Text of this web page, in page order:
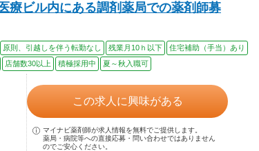
ビル内にある調剤薬局での薬剤師募
原則、引越しを伴う転勤なし 残業月10ｈ以下
住宅補助（手当）あり
店舗数30以上 積極採用中 夏～秋入職可
この求人に興味がある
マイナビ薬剤師が求人情報を無料でご提供します。
薬局・病院等への直接応募・問い合わせではありません
のでご安心ください。